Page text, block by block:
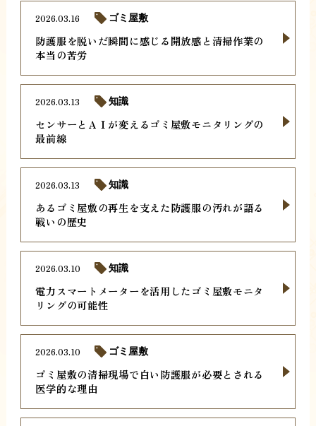
防護服を脱いだ瞬間に感じる開放感と清掃作業の
本当の苦労
2026.03.16 ゴミ屋敷
センサーとＡＩが変えるゴミ屋敷モニタリングの
最前線
2026.03.13 知識
あるゴミ屋敷の再生を支えた防護服の汚れが語る
戦いの歴史
2026.03.13 知識
電力スマートメーターを活用したゴミ屋敷モニタ
リングの可能性
2026.03.10 知識
ゴミ屋敷の清掃現場で白い防護服が必要とされる
医学的な理由
2026.03.10 ゴミ屋敷